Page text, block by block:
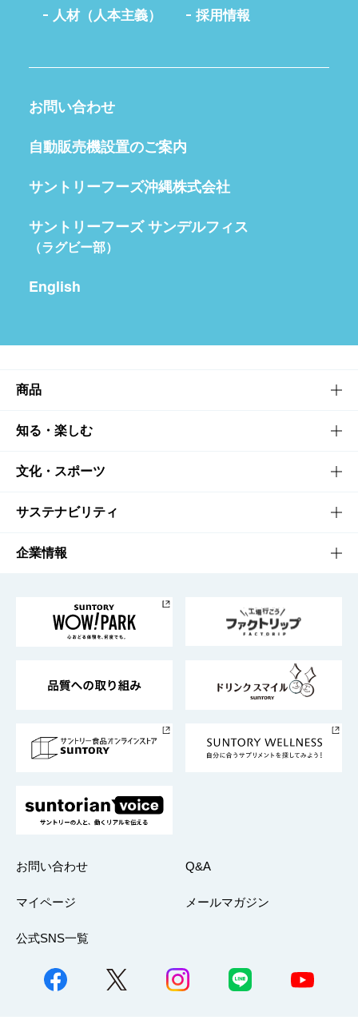
人材（人本主義） 採用情報
お問い合わせ
自動販売機設置のご案内
サントリーフーズ沖縄株式会社
サントリーフーズ サンデルフィス
（ラグビー部）
English
商品
商品TOP
商品一覧
商品発売情報
栄養成分一覧
知る・楽しむ
知る・楽しむTOP
キャンペーン
工場見学
地域情報
文化・スポーツ
文化・スポーツTOP
サントリーホール
サントリーサンバーズ大阪
サステナビリティ
サステナビリティTOP
サントリーが考えるサステナビリティ経営
企業情報
企業概要
採用情報
お問い合わせ Q&A
マイページ メールマガジン
公式SNS一覧